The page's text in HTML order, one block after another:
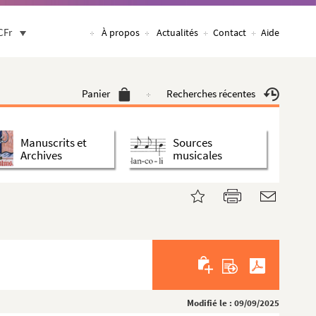
À propos Actualités Contact Aide
Panier Recherches récentes
Manuscrits et
Archives
Sources
musicales
Modifié le : 09/09/2025